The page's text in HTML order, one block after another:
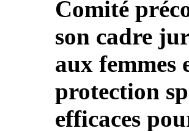
Comité
son cadre
aux femmes
protection
efficaces